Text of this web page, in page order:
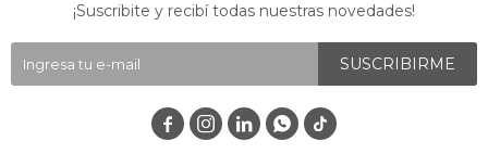
¡Suscribite y recibí todas nuestras novedades!
SUSCRIBIRME
   